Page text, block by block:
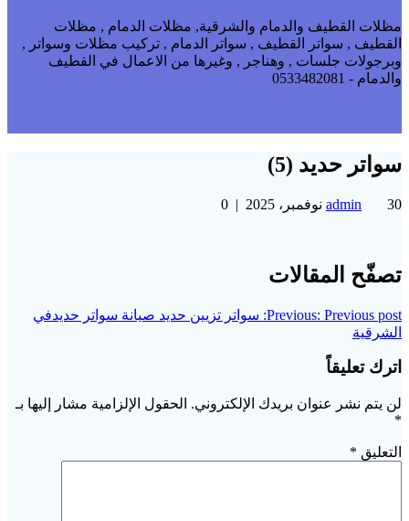
مظلات القطيف والدمام والشرقية, مظلات الدمام , مظلات
القطيف , سواتر القطيف , سواتر الدمام , تركيب مظلات وسواتر ,
وبرجولات جلسات , وهناجر , وغيرها من الاعمال في القطيف
والدمام - 0533482081
سواتر حديد (5)
admin 30 نوفمبر، 2025 |
0
تصفّح المقالات
Previous: Previous post:
سواتر تزيين حديد صيانة سواتر حديدفي
الشرقية
اترك تعليقاً
لن يتم نشر عنوان بريدك الإلكتروني. الحقول الإلزامية مشار إليها بـ
*
التعليق *